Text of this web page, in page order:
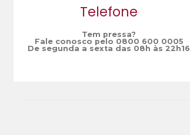
Telefone
Tem pressa?
Fale conosco pelo 0800 600 0005
De segunda a sexta das 08h às 22h16